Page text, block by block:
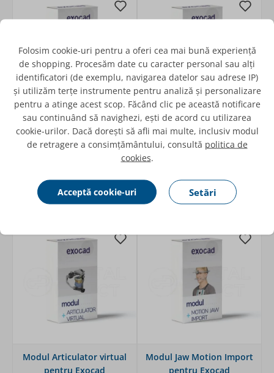
Modul Scheletate pentru
Exocad
Adaugă
Modul Proteze totale
pentru Exocad
Adaugă
Modul Articulator virtual
pentru Exocad
Modul Jaw Motion Import
pentru Exocad
Folosim cookie-uri pentru a oferi cea mai bună experiență
de shopping. Procesăm date cu caracter personal sau alți
identificatori (de exemplu, navigarea datelor sau adrese IP)
și utilizăm terțe instrumente pentru analiză și personalizare
pentru a atinge acest scop. Făcând clic pe această notificare
sau continuând să navighezi, ești de acord cu utilizarea
cookie-urilor. Dacă dorești să afli mai multe, inclusiv modul
de retragere a consimțământului, consultă politica de
cookies.
Acceptă cookie-uri Setări